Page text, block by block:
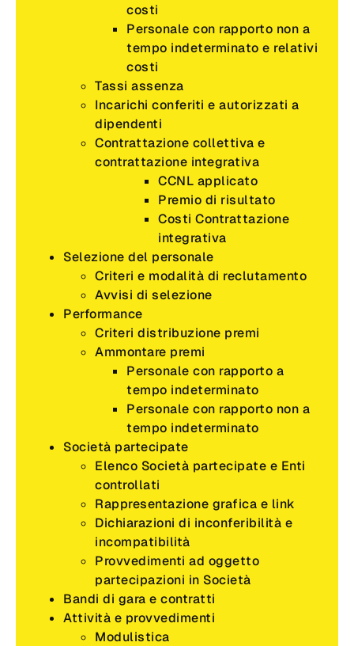
costi
Personale con rapporto non a
tempo indeterminato e relativi
costi
Tassi assenza
Incarichi conferiti e autorizzati a
dipendenti
Contrattazione collettiva e
contrattazione integrativa
CCNL applicato
Premio di risultato
Costi Contrattazione
integrativa
Selezione del personale
Criteri e modalità di reclutamento
Avvisi di selezione
Performance
Criteri distribuzione premi
Ammontare premi
Personale con rapporto a
tempo indeterminato
Personale con rapporto non a
tempo indeterminato
Società partecipate
Elenco Società partecipate e Enti
controllati
Rappresentazione grafica e link
Dichiarazioni di inconferibilità e
incompatibilità
Provvedimenti ad oggetto
partecipazioni in Società
Bandi di gara e contratti
Attività e provvedimenti
Modulistica